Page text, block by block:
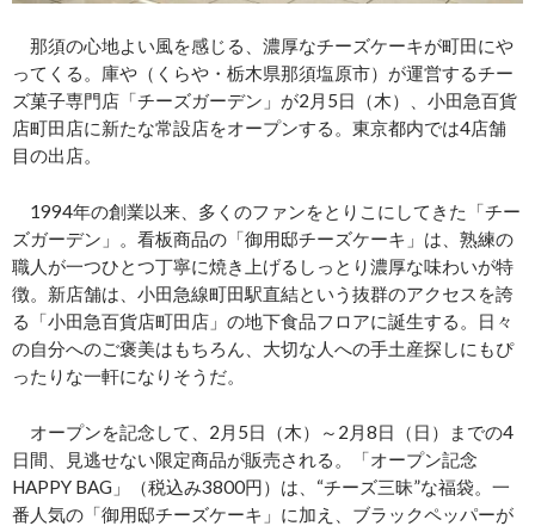
那須の心地よい風を感じる、濃厚なチーズケーキが町田にや
ってくる。庫や（くらや・栃木県那須塩原市）が運営するチー
ズ菓子専門店「チーズガーデン」が2月5日（木）、小田急百貨
店町田店に新たな常設店をオープンする。東京都内では4店舗
目の出店。
1994年の創業以来、多くのファンをとりこにしてきた「チー
ズガーデン」。看板商品の「御用邸チーズケーキ」は、熟練の
職人が一つひとつ丁寧に焼き上げるしっとり濃厚な味わいが特
徴。新店舗は、小田急線町田駅直結という抜群のアクセスを誇
る「小田急百貨店町田店」の地下食品フロアに誕生する。日々
の自分へのご褒美はもちろん、大切な人への手土産探しにもぴ
ったりな一軒になりそうだ。
オープンを記念して、2月5日（木）～2月8日（日）までの4
日間、見逃せない限定商品が販売される。「オープン記念
HAPPY BAG」（税込み3800円）は、“チーズ三昧”な福袋。一
番人気の「御用邸チーズケーキ」に加え、ブラックペッパーが